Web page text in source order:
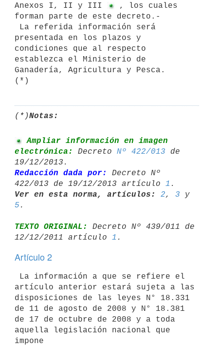
Anexos I, II y III
, los cuales
forman parte de este decreto.-
presentada en los plazos y
condiciones que al respecto
establezca el Ministerio de
Ganadería, Agricultura y Pesca.
(*)Notas:
Ampliar información en imagen
electrónica:
Decreto Nº 422/013 de
Redacción dada por:
Decreto Nº
422/013 de 19/12/2013 artículo 1
Ver en esta norma, artículos:
2, 3
5
TEXTO ORIGINAL:
Decreto Nº 439/011 de
12/12/2011 artículo 1
Artículo 2
artículo anterior estará sujeta a las
disposiciones de las leyes N° 18.331
de 11 de agosto de 2008 y N° 18.381
de 17 de octubre de 2008 y a toda
aquella legislación nacional que
impone